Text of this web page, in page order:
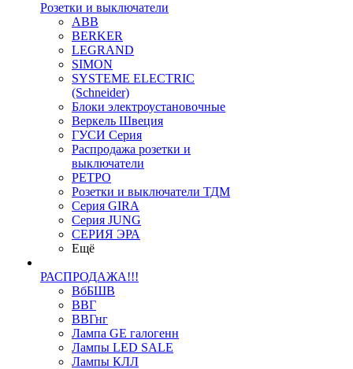
Розетки и выключатели
ABB
BERKER
LEGRAND
SIMON
SYSTEME ELECTRIC
(Schneider)
Блоки электроустановочные
Веркель Швеция
ГУСИ Серия
Распродажа розетки и
выключатели
РЕТРО
Розетки и выключатели ТДМ
Серия GIRA
Серия JUNG
СЕРИЯ ЭРА
Ещё
РАСПРОДАЖА!!!
ВбБШВ
ВВГ
ВВГнг
Лампа GE галогенн
Лампы LED SALE
Лампы КЛЛ